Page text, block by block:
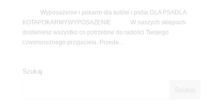
Wyposażenie i pokarm dla kotów i psów DLA PSADLA
KOTAPOKARMYWYPOSAŻENIE W naszych sklepach
dostaniesz wszystko co potrzebne do radości Twojego
czworonożnego przyjaciela. Przede...
Szukaj